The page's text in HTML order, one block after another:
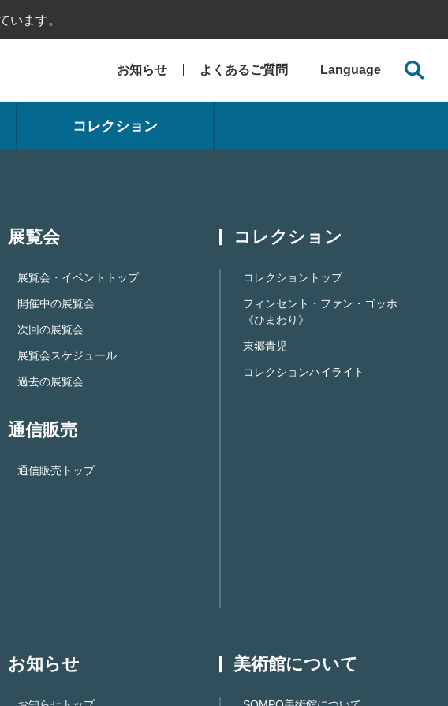
います。
お知らせ よくあるご質問 Language
コレクション
展覧会
展覧会・イベントトップ
開催中の展覧会
次回の展覧会
展覧会スケジュール
過去の展覧会
通信販売
通信販売トップ
コレクション
コレクショントップ
フィンセント・ファン・ゴッホ
《ひまわり》
東郷青児
コレクションハイライト
お知らせ 美術館について